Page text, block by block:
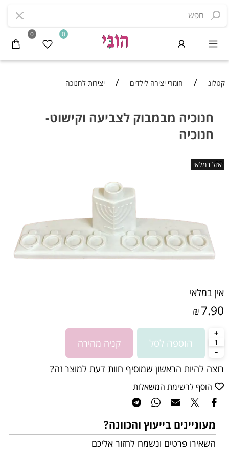
0 0
קטלוג / חומרי יצירה לילדים / יצירות לחנוכה
חנוכיה מבמבוק לצביעה וקישוט-
חנוכיה
אזל במלאי
אין במלאי
₪7.90
הוספה לסל קניה מהירה
רוצה להיות הראשון שמוסיף חוות דעת למוצר זה?
הוסף לרשימת המשאלות
מעוניינים בייעוץ והכוונה?
השאירו פרטים ונשמח לחזור אליכם